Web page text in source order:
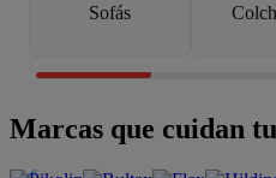
Sofás
Marcas que cuidan